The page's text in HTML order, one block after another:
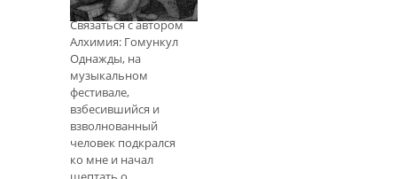
для защиты своего
личного
пространства?"
Чтобы получить
ответы на эти и
другие вопросы, нам
придется оглянуться
на сотни, а то и н
Связаться с автором
Алхимия: Гомункул
Однажды, на
музыкальном
фестивале,
взбесившийся и
взволнованный
человек подкрался
ко мне и начал